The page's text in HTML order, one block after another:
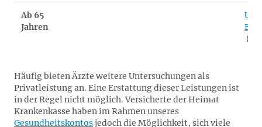
Ab 65
Jahren
Häufig bieten Ärzte weitere Untersuchungen als
Privatleistung an. Eine Erstattung dieser Leistungen ist
in der Regel nicht möglich. Versicherte der Heimat
Krankenkasse haben im Rahmen unseres
Gesundheitskontosjedoch die Möglichkeit, sich viele